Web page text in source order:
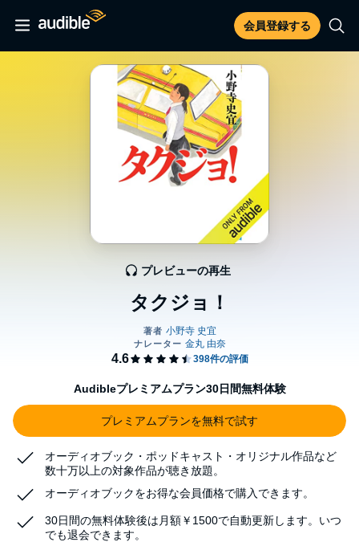
会員登録する
タクジョ！
プレビューの再生
Audibleプレミアムプラン30日間無料体験
プレミアムプランを無料で試す
オーディオブック・ポッドキャスト・オリジナル作品など
数十万以上の対象作品が聴き放題。
オーディオブックをお得な会員価格で購入できます。
30日間の無料体験後は月額￥1500で自動更新します。いつ
でも退会できます。